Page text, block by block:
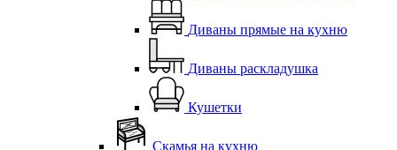
Диваны прямые на кухню
Диваны раскладушка
Кушетки
Скамья на кухню